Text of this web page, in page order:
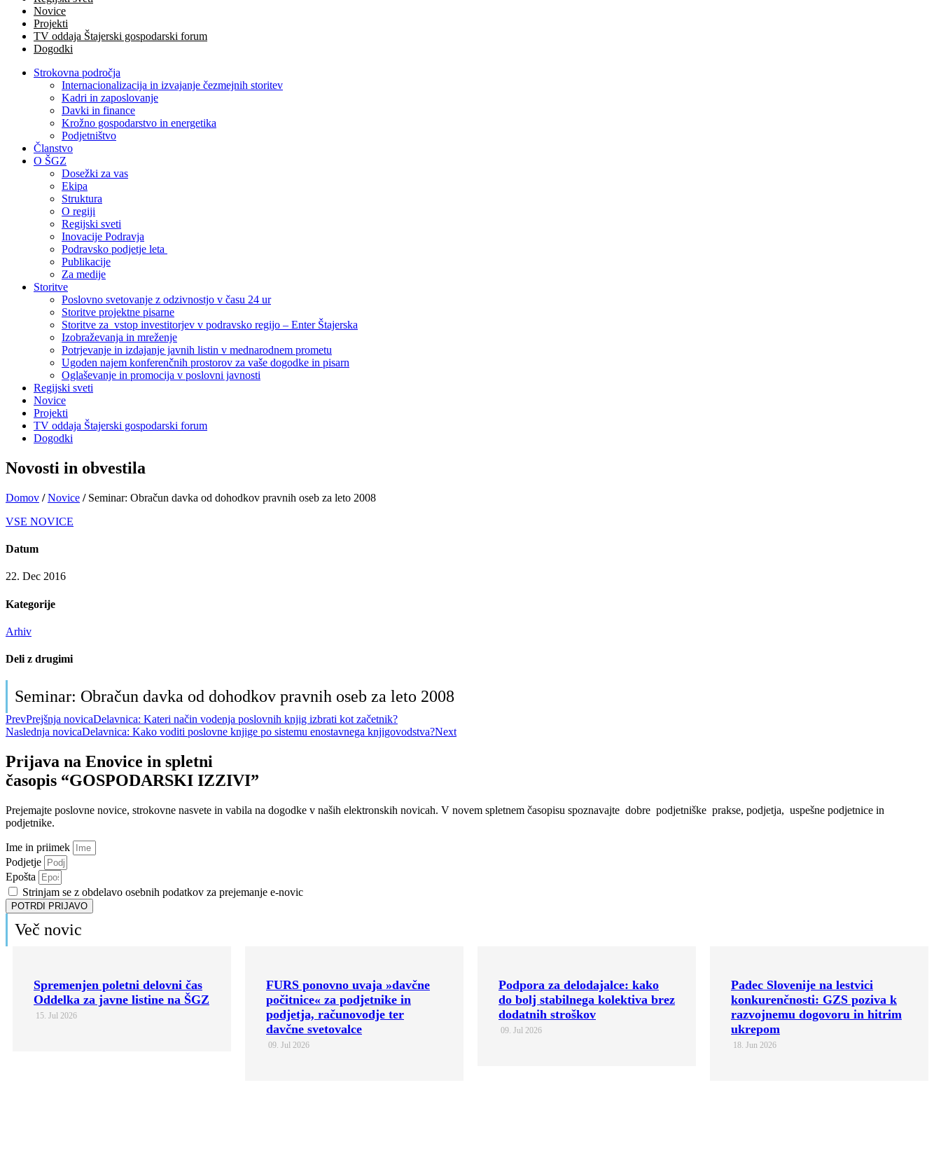
Novice
Projekti
TV oddaja Štajerski gospodarski forum
Dogodki
Strokovna področja
Internacionalizacija in izvajanje čezmejnih storitev
Kadri in zaposlovanje
Davki in finance
Krožno gospodarstvo in energetika
Podjetništvo
Članstvo
O ŠGZ
Dosežki za vas
Ekipa
Struktura
O regiji
Regijski sveti
Inovacije Podravja
Podravsko podjetje leta
Publikacije
Za medije
Storitve
Poslovno svetovanje z odzivnostjo v času 24 ur
Storitve projektne pisarne
Storitve za vstop investitorjev v podravsko regijo – Enter Štajerska
Izobraževanja in mreženje
Potrjevanje in izdajanje javnih listin v mednarodnem prometu
Ugoden najem konferenčnih prostorov za vaše dogodke in pisarn
Oglaševanje in promocija v poslovni javnosti
Regijski sveti
Novice
Projekti
TV oddaja Štajerski gospodarski forum
Dogodki
Novosti in obvestila
Domov / Novice / Seminar: Obračun davka od dohodkov pravnih oseb za leto 2008
VSE NOVICE
Datum
22. Dec 2016
Kategorije
Arhiv
Deli z drugimi
Seminar: Obračun davka od dohodkov pravnih oseb za leto 2008
PrevPrejšnja novicaDelavnica: Kateri način vodenja poslovnih knjig izbrati kot začetnik?
Naslednja novicaDelavnica: Kako voditi poslovne knjige po sistemu enostavnega knjigovodstva?Next
Prijava na Enovice in spletni
časopis “GOSPODARSKI IZZIVI”
Prejemajte poslovne novice, strokovne nasvete in vabila na dogodke v naših elektronskih novicah. V novem spletnem časopisu spoznavajte dobre podjetniške prakse, podjetja, uspešne podjetnice in
podjetnike.
Ime in priimek
Podjetje
Epošta
Strinjam se z obdelavo osebnih podatkov za prejemanje e-novic
POTRDI PRIJAVO
Več novic
FURS ponovno uvaja »davčne
počitnice« za podjetnike in
podjetja, računovodje ter
Podpora za delodajalce: kako
do bolj stabilnega kolektiva brez
dodatnih stroškov
09. Jul 2026
Padec Slovenije na lestvici
konkurenčnosti: GZS poziva k
razvojnemu dogovoru in hitrim
ukrepom
Zbiranje ocen škode v
gospodarstvu po junijskih
neurjih
17. Jun 2026